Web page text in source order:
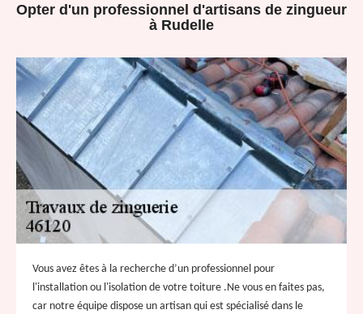
Opter d'un professionnel d'artisans de zingueur
à Rudelle
Vous avez êtes à la recherche d’un professionnel pour
l'installation ou l'isolation de votre toiture .Ne vous en faites pas,
car notre équipe dispose un artisan qui est spécialisé dans le